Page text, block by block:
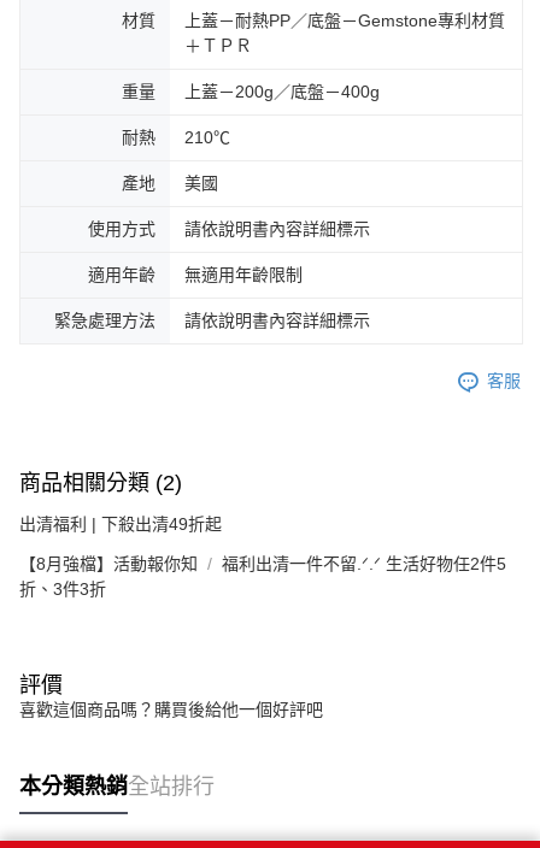
材質
上蓋－耐熱PP／底盤－Gemstone專利材質
＋ＴＰＲ
重量 上蓋－200g／底盤－400g
耐熱 210℃
產地 美國
使用方式 請依說明書內容詳細標示
適用年齡 無適用年齡限制
緊急處理方法 請依說明書內容詳細標示
客服
商品相關分類 (2)
出清福利 | 下殺出清49折起
【8月強檔】活動報你知
福利出清一件不留.ᐟ.ᐟ 生活好物任2件5
折、3件3折
評價
喜歡這個商品嗎？購買後給他一個好評吧
本分類熱銷全站排行